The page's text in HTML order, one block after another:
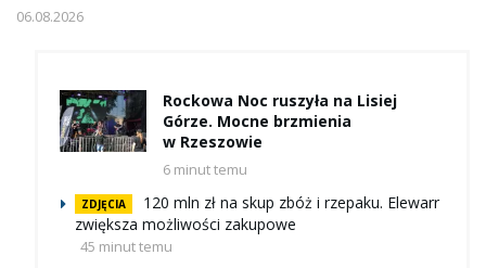
06.08.2026
Rockowa Noc ruszyła na Lisiej
Górze. Mocne brzmienia
w Rzeszowie
6 minut temu
ZDJĘCIA
120 mln zł na skup zbóż i rzepaku. Elewarr
zwiększa możliwości zakupowe
45 minut temu